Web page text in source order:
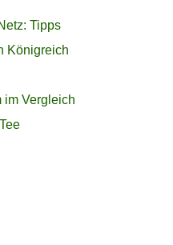
Tipps
Königreich
im Vergleich